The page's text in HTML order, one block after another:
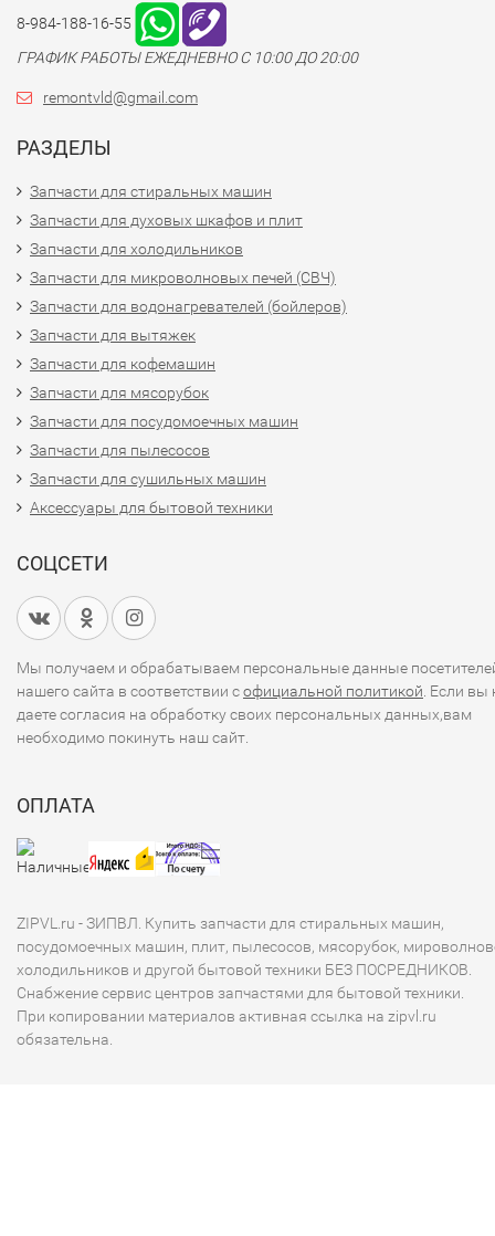
8-984-188-16-55
ГРАФИК РАБОТЫ ЕЖЕДНЕВНО С 10:00 ДО 20:00
remontvld@gmail.com
РАЗДЕЛЫ
Запчасти для стиральных машин
Запчасти для духовых шкафов и плит
Запчасти для холодильников
Запчасти для микроволновых печей (СВЧ)
Запчасти для водонагревателей (бойлеров)
Запчасти для вытяжек
Запчасти для кофемашин
Запчасти для мясорубок
Запчасти для посудомоечных машин
Запчасти для пылесосов
Запчасти для сушильных машин
Аксессуары для бытовой техники
СОЦСЕТИ
Мы получаем и обрабатываем персональные данные
нашего сайта в соответствии софициальной политикой . Если вы
даете согласия на обработку своих персональных данных,вам
необходимо покинуть наш сайт.
ОПЛАТА
ZIPVL.ru - ЗИПВЛ. Купить запчасти для стиральных машин,
посудомоечных машин, плит, пылесосов, мясорубок,
холодильников и другой бытовой техники БЕЗ ПОСРЕДНИКОВ.
Снабжение сервис центров запчастями для бытовой техники.
При копировании материалов активная ссылка на zipvl.ru
обязательна.